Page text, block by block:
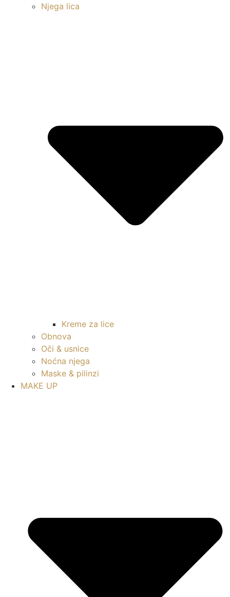
Njega lica
Kreme za lice
Obnova
Oči & usnice
Noćna njega
Maske & pilinzi
MAKE UP